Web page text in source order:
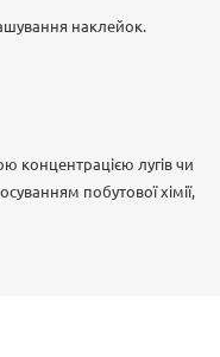
наклейок.
концентрацією лугів чи
побутової хімії,